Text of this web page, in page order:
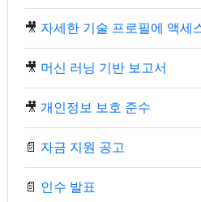
🎥 자세한 기술 프로필에 액세
🎥 머신 러닝 기반 보고서
🎥 개인정보 보호 준수
📄 자금 지원 공고
📄 인수 발표